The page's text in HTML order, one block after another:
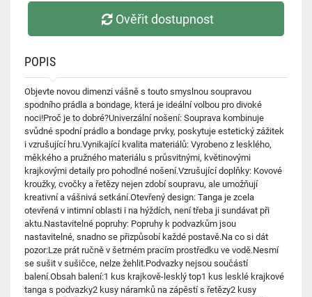
Ověřit dostupnost
POPIS
Objevte novou dimenzi vášně s touto smyslnou soupravou
spodního prádla a bondage, která je ideální volbou pro divoké
noci!Proč je to dobré?Univerzální nošení: Souprava kombinuje
svůdné spodní prádlo a bondage prvky, poskytuje estetický zážitek
i vzrušující hru.Vynikající kvalita materiálů: Vyrobeno z lesklého,
měkkého a pružného materiálu s průsvitnými, květinovými
krajkovými detaily pro pohodlné nošení.Vzrušující doplňky: Kovové
kroužky, cvočky a řetězy nejen zdobí soupravu, ale umožňují
kreativní a vášnivá setkání.Otevřený design: Tanga je zcela
otevřená v intimní oblasti i na hýždích, není třeba ji sundávat při
aktu.Nastavitelné popruhy: Popruhy k podvazkům jsou
nastavitelné, snadno se přizpůsobí každé postavě.Na co si dát
pozor:Lze prát ručně v šetrném pracím prostředku ve vodě.Nesmí
se sušit v sušičce, nelze žehlit.Podvazky nejsou součástí
balení.Obsah balení:1 kus krajkově-lesklý top1 kus lesklé krajkové
tanga s podvazky2 kusy náramků na zápěstí s řetězy2 kusy